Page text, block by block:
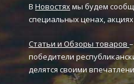
В Новостяхмы будем
специальных ценах,
Статьи и Обзоры товаров
победители
делятся своими